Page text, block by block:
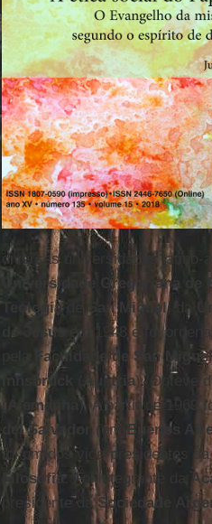
diversas universidades
Universidade Gregoriana de
Teologiade San Miguel, da
de Jesus
em 1948 e foi
pela
Faculdade de San
Innsbruck
Áustria). Obteve
(
Alemanha ). A partir de 1969
del Salvador (em Buenos
foi um dos vice-presidentes da
Filosofia . Foi integrante da
presidente da Sociedade